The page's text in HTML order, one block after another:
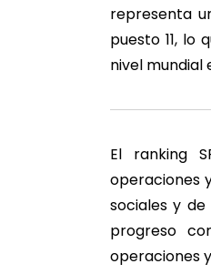
representa
puesto 11, lo
nivel mundial
El ranking
operaciones
sociales y
progreso
operaciones